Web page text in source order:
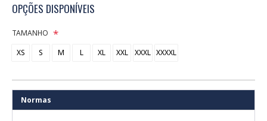
OPÇÕES DISPONÍVEIS
TAMANHO
XS
S M L XL XXL XXXL XXXXL
Normas